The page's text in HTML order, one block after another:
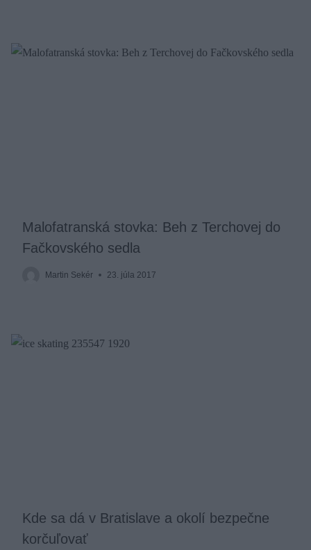
Malofatranská stovka: Beh z Terchovej do
Fačkovského sedla
Martin Sekér 23. júla 2017
Kde sa dá v Bratislave a okolí bezpečne
korčuľovať